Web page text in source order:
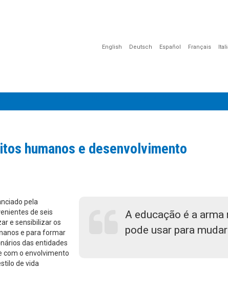
English Deutsch Español Français
humanos e desenvolvimento
pela
de seis
e sensibilizar os
e para formar
das entidades
com o envolvimento
de vida
A educação é a
pode usar para